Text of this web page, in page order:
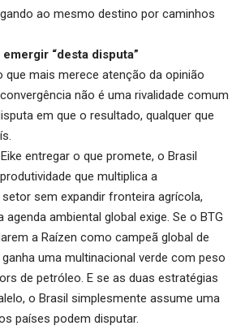
ao mesmo destino por caminhos
“desta disputa”
que mais merece atenção da opinião
não é uma rivalidade comum
em que o resultado, qualquer que
entregar o que promete, o Brasil
que multiplica a
sem expandir fronteira agrícola,
agenda ambiental global exige. Se o BTG
a Raízen como campeã global de
ganha uma multinacional verde com peso
de petróleo. E se as duas estratégias
o Brasil simplesmente assume uma
países podem disputar.